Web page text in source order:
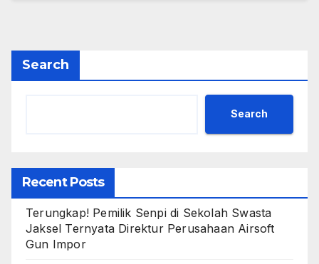
Search
Search
Recent Posts
Terungkap! Pemilik Senpi di Sekolah Swasta
Jaksel Ternyata Direktur Perusahaan Airsoft
Gun Impor